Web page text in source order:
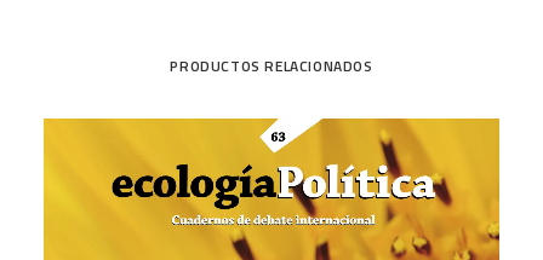
PRODUCTOS RELACIONADOS